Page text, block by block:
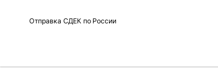
Отправка СДЕК по России